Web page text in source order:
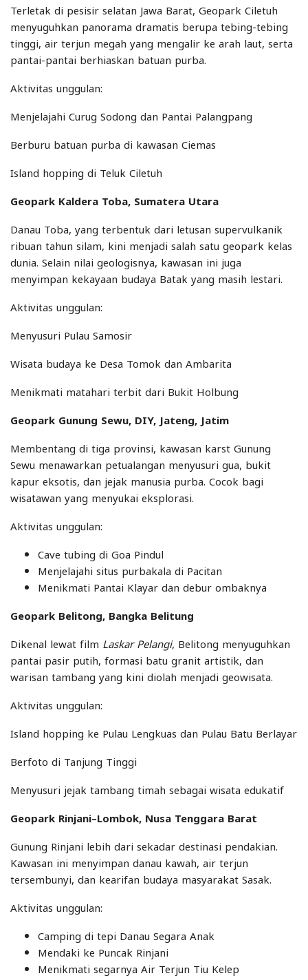
Terletak di pesisir selatan Jawa Barat, Geopark Ciletuh
menyuguhkan panorama dramatis berupa tebing-tebing
tinggi, air terjun megah yang mengalir ke arah laut, serta
pantai-pantai berhiaskan batuan purba.
Aktivitas unggulan:
Menjelajahi Curug Sodong dan Pantai Palangpang
Berburu batuan purba di kawasan Ciemas
Island hopping di Teluk Ciletuh
Geopark Kaldera Toba, Sumatera Utara
Danau Toba, yang terbentuk dari letusan supervulkanik
ribuan tahun silam, kini menjadi salah satu geopark kelas
dunia. Selain nilai geologisnya, kawasan ini juga
menyimpan kekayaan budaya Batak yang masih lestari.
Aktivitas unggulan:
Menyusuri Pulau Samosir
Wisata budaya ke Desa Tomok dan Ambarita
Menikmati matahari terbit dari Bukit Holbung
Geopark Gunung Sewu, DIY, Jateng, Jatim
Membentang di tiga provinsi, kawasan karst Gunung
Sewu menawarkan petualangan menyusuri gua, bukit
kapur eksotis, dan jejak manusia purba. Cocok bagi
wisatawan yang menyukai eksplorasi.
Aktivitas unggulan:
Cave tubing di Goa Pindul
Menjelajahi situs purbakala di Pacitan
Menikmati Pantai Klayar dan debur ombaknya
Geopark Belitong, Bangka Belitung
Dikenal lewat film Laskar Pelangi, Belitong menyuguhkan
pantai pasir putih, formasi batu granit artistik, dan
warisan tambang yang kini diolah menjadi geowisata.
Aktivitas unggulan:
Island hopping ke Pulau Lengkuas dan Pulau Batu Berlayar
Berfoto di Tanjung Tinggi
Menyusuri jejak tambang timah sebagai wisata edukatif
Geopark Rinjani–Lombok, Nusa Tenggara Barat
Gunung Rinjani lebih dari sekadar destinasi pendakian.
Kawasan ini menyimpan danau kawah, air terjun
tersembunyi, dan kearifan budaya masyarakat Sasak.
Aktivitas unggulan:
Camping di tepi Danau Segara Anak
Mendaki ke Puncak Rinjani
Menikmati segarnya Air Terjun Tiu Kelep